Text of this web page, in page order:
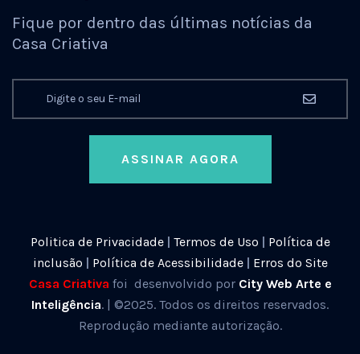
Fique por dentro das últimas notícias da
Casa Criativa
ASSINAR AGORA
Politica de Privacidade | Termos de Uso | Política de
inclusão | Política de Acessibilidade | Erros do Site
Casa Criativa foi desenvolvido por City Web Arte e
Inteligência. | ©2025. Todos os direitos reservados.
Reprodução mediante autorização.